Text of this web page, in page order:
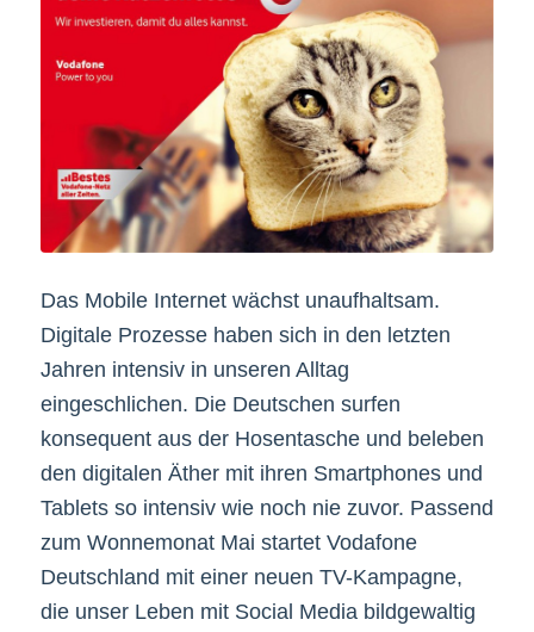
Das Mobile Internet wächst unaufhaltsam.
Digitale Prozesse haben sich in den letzten
Jahren intensiv in unseren Alltag
eingeschlichen. Die Deutschen surfen
konsequent aus der Hosentasche und beleben
den digitalen Äther mit ihren Smartphones und
Tablets so intensiv wie noch nie zuvor. Passend
zum Wonnemonat Mai startet Vodafone
Deutschland mit einer neuen TV-Kampagne,
die unser Leben mit Social Media bildgewaltig